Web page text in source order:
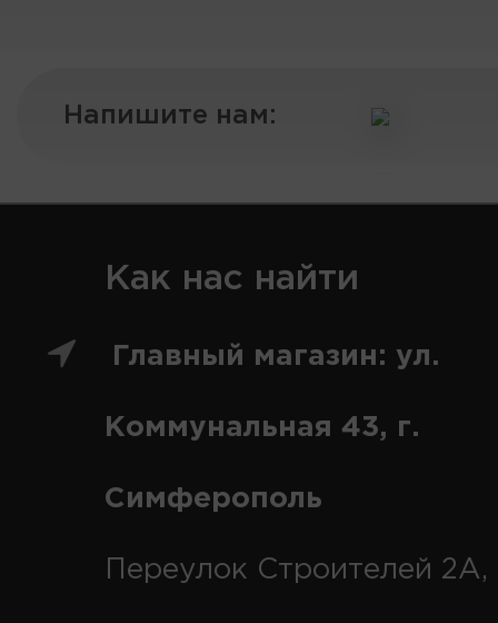
Напишите нам:
Как нас найти
Главный магазин: ул.
Коммунальная 43, г.
Симферополь
Переулок Строителей 2А,